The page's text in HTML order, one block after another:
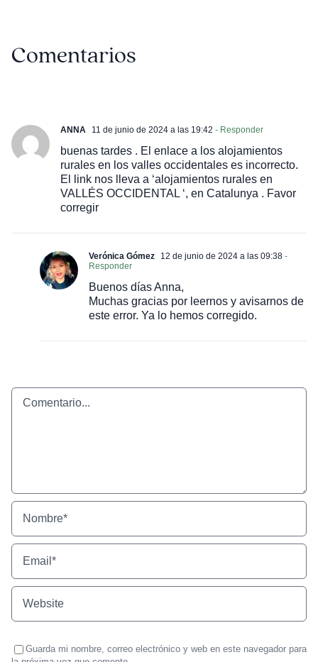
Comentarios
ANNA 11 de junio de 2024 a las 19:42 - Responder
buenas tardes . El enlace a los alojamientos
rurales en los valles occidentales es incorrecto.
El link nos lleva a ‘alojamientos rurales en
VALLÉS OCCIDENTAL ‘, en Catalunya . Favor
corregir
Verónica Gómez 12 de junio de 2024 a las 09:38-
Responder
Buenos días Anna,
Muchas gracias por leernos y avisarnos de
este error. Ya lo hemos corregido.
Comentario
Guarda mi nombre, correo electrónico y web en este navegador para